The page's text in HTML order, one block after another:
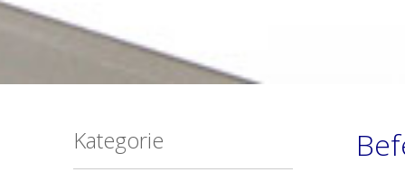
Kategorie